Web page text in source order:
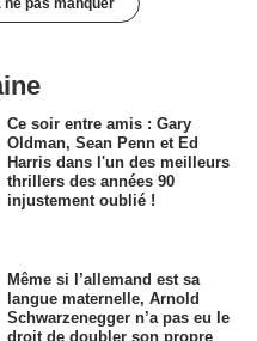
pas manquer
Ce soir entre amis : Gary
Oldman, Sean Penn et Ed
Harris dans l'un des meilleurs
thrillers des années 90
injustement oublié !
Même si l’allemand est sa
langue maternelle, Arnold
Schwarzenegger n’a pas eu le